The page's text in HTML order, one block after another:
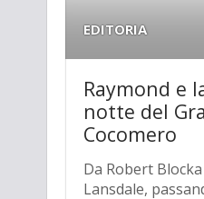
EDITORIA
Raymond e
notte del
Cocomero
Da Robert Blocka
Lansdale,